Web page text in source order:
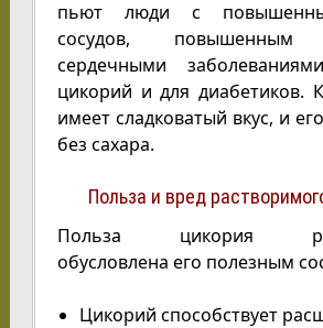
пьют люди с
сосудов, повышенным
сердечными
цикорий и для диабетиков.
имеет сладковатый вкус, и
без сахара.
Польза и вред
Польза цикория
обусловлена его полезным
Цикорий способствует